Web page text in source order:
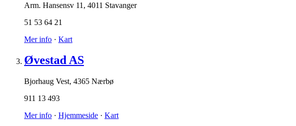
Arm. Hansensv 11 , 4011 Stavanger
51 53 64 21
Mer info · Kart
Øvestad AS
Bjorhaug Vest, 4365 Nærbø
911 13 493
Mer info · Hjemmeside · Kart